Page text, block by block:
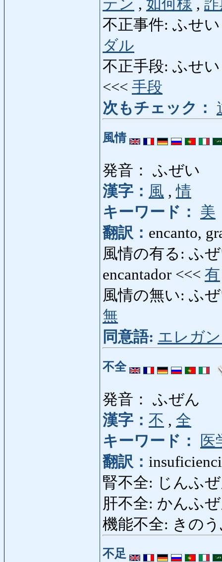
テン , 如何様 ,
不正事件: ふせ
ダル
不正手段: ふせい
<<< 手段
次もチェック：
風情
発音： ふぜい
漢字： 風 ,情
キーワード：
美
翻訳： encanto,
風情の有る: ふ
encantador <<< 有
風情の無い: ふ
無
同意語: エレガ
不全
発音： ふぜん
漢字： 不 , 全
キーワード：
医
翻訳：
腎不全: じんふ
肝不全: かんふ
機能不全: きの
不足